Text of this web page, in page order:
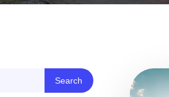
Search